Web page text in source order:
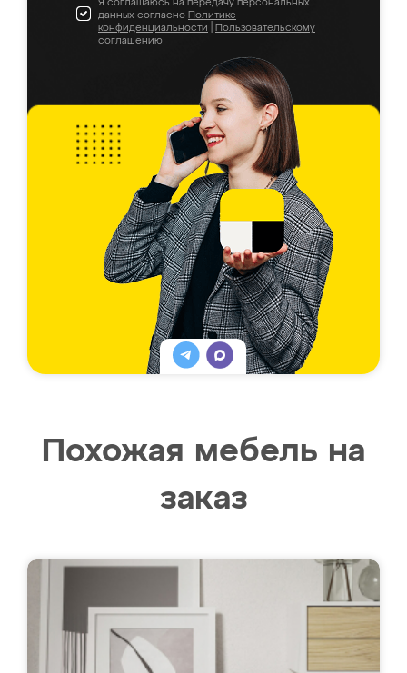
Я соглашаюсь на передачу персональных
данных согласно Политике
конфиденциальности
Пользовательскому
соглашению
Похожая мебель на
заказ